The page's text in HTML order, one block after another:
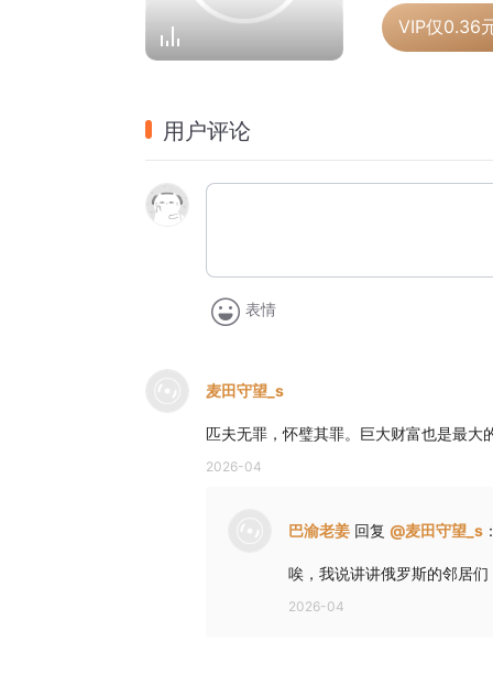
VIP仅0.36
用户评论
表情
麦田守望_s
匹夫无罪，怀璧其罪。巨大财富也是最大
2026-04
巴渝老姜 回复 @麦田守望_s
唉，我说讲讲俄罗斯的邻居
2026-04